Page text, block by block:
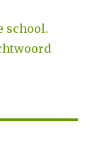
school.